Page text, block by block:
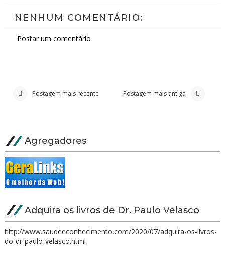
NENHUM COMENTÁRIO:
Postar um comentário
Postagem mais recente Postagem mais antiga
Agregadores
Adquira os livros de Dr. Paulo Velasco
http://www.saudeeconhecimento.com/2020/07/adquira-os-livros-
do-dr-paulo-velasco.html